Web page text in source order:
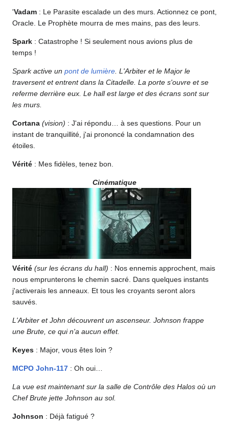
'Vadam : Le Parasite escalade un des murs. Actionnez ce pont,
Oracle. Le Prophète mourra de mes mains, pas des leurs.
Spark : Catastrophe ! Si seulement nous avions plus de
temps !
Spark active un pont de lumière. L'Arbiter et le Major le
traversent et entrent dans la Citadelle. La porte s'ouvre et se
referme derrière eux. Le hall est large et des écrans sont sur
les murs.
Cortana (vision) : J'ai répondu… à ses questions. Pour un
instant de tranquillité, j'ai prononcé la condamnation des
étoiles.
Vérité : Mes fidèles, tenez bon.
Cinématique
Vérité (sur les écrans du hall) : Nos ennemis approchent, mais
nous emprunterons le chemin sacré. Dans quelques instants
j'activerais les anneaux. Et tous les croyants seront alors
sauvés.
L'Arbiter et John découvrent un ascenseur. Johnson frappe
une Brute, ce qui n'a aucun effet.
Keyes : Major, vous êtes loin ?
MCPO John-117 : Oh oui…
La vue est maintenant sur la salle de Contrôle des Halos où un
Chef Brute jette Johnson au sol.
Johnson : Déjà fatigué ?